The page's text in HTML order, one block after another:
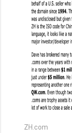
ZH.com